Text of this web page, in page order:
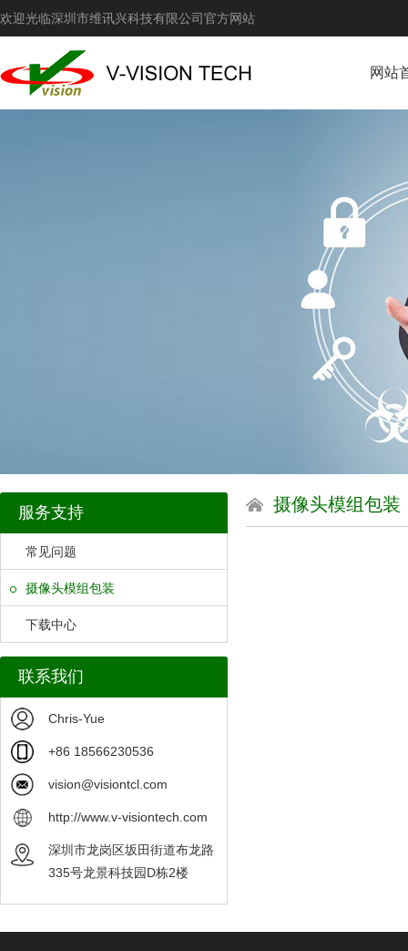
欢迎光临深圳市维讯兴科技有限公司官方网站
网站
服务支持
常见问题
摄像头模组包装
下载中心
联系我们
Chris-Yue
+86 18566230536
vision@visiontcl.com
http://www.v-visiontech.com
深圳市龙岗区坂田街道布龙路
335号龙景科技园D栋2楼
摄像头模组包装